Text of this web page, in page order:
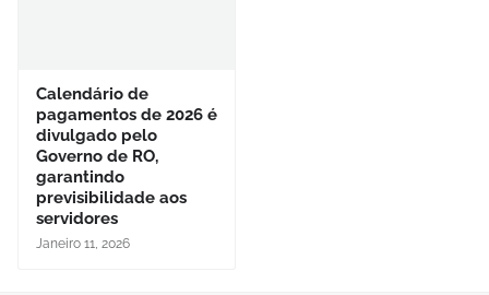
Calendário de
pagamentos de 2026 é
divulgado pelo
Governo de RO,
garantindo
previsibilidade aos
servidores
Janeiro 11, 2026